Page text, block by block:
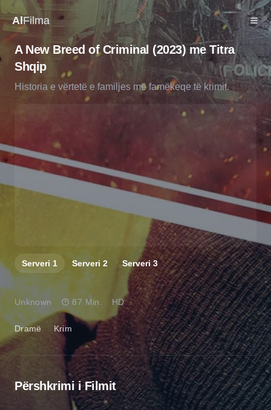
AlFilma
A New Breed of Criminal (2023) me Titra
Shqip
Historia e vërtetë e familjes më famëkeqe të krimit.
Serveri 1 Serveri 2 Serveri 3
Dramë Krim
Unknown 87 Min. HD
Përshkrimi i Filmit